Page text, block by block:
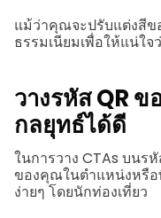
แม้ว่าคุณจะปรับแต่งสีข
ธรรมเนียมเพื่อให้แน่ใ
วางรหัส QR
กลยุทธ์ได้ดี
ในการวาง CTAs บนร
ของคุณในตำแหน่งหรื
ง่ายๆ โดยนักท่องเที่ยว